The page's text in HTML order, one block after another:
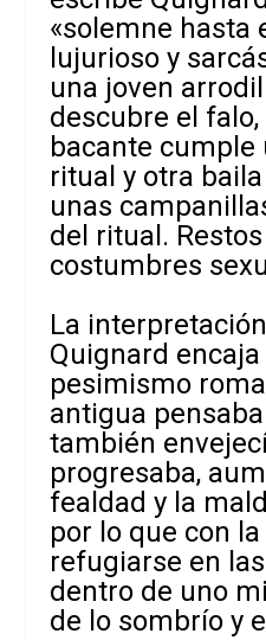
«solemne hasta
lujurioso y
una joven
descubre el
bacante cumple
ritual y otra
unas
del ritual.
costumbres
La
Quignard encaja
pesimismo
antigua
también
progresaba,
fealdad y la
por lo que con
refugiarse en
dentro de uno
de lo sombrío y